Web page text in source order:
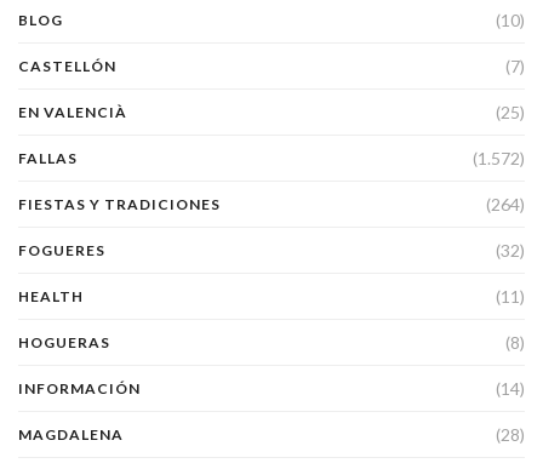
BLOG (10)
CASTELLÓN (7)
EN VALENCIÀ (25)
FALLAS (1.572)
FIESTAS Y TRADICIONES (264)
FOGUERES (32)
HEALTH (11)
HOGUERAS (8)
INFORMACIÓN (14)
MAGDALENA (28)